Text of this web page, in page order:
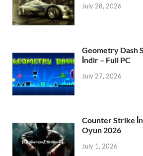
July 28, 2026
Geometry Dash
İndir – Full PC
July 27, 2026
Counter Strike
Oyun 2026
July 1, 2026